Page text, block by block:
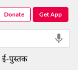
Get App
Donate
ई-पुस्तक